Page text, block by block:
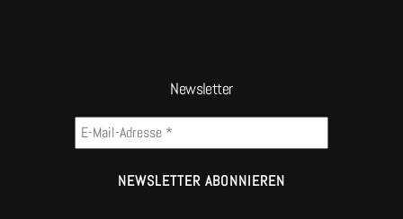
Newsletter